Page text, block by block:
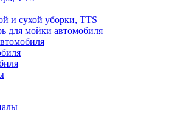
и сухой уборки, TTS
для мойки автомобиля